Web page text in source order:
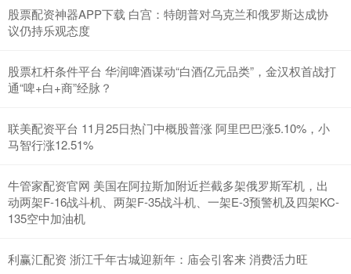
股票配资神器APP下载 白宫：特朗普对乌克兰和俄罗斯达成协
议仍持乐观态度
股票杠杆条件平台 华润啤酒谋动“白酒亿元品类”，金汉权首战打
通“啤+白+商”经脉？
联美配资平台 11月25日热门中概股普涨 阿里巴巴涨5.10%，小
马智行涨12.51%
牛管家配资官网 美国在阿拉斯加附近拦截多架俄罗斯军机，出
动两架F-16战斗机、两架F-35战斗机、一架E-3预警机及四架KC-
135空中加油机
利赢汇配资 浙江千年古城迎新年：庙会引客来 消费活力旺